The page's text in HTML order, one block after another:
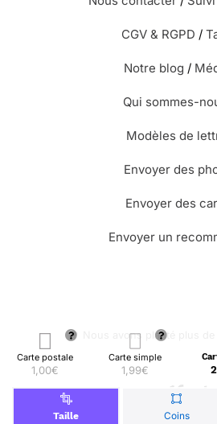
Carte postale
1,00€
Carte simple
1,99€
Taille Coins
CGV & RGPD /
Notre blog /
Qui sommes-
Modèles de
Envoyer des
Envoyer des
Envoyer un
🌳 Nous avons planté plus de
© Merci Facteur